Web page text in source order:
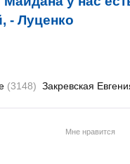
- Луценко
(3148) Закревская
Мне нравится